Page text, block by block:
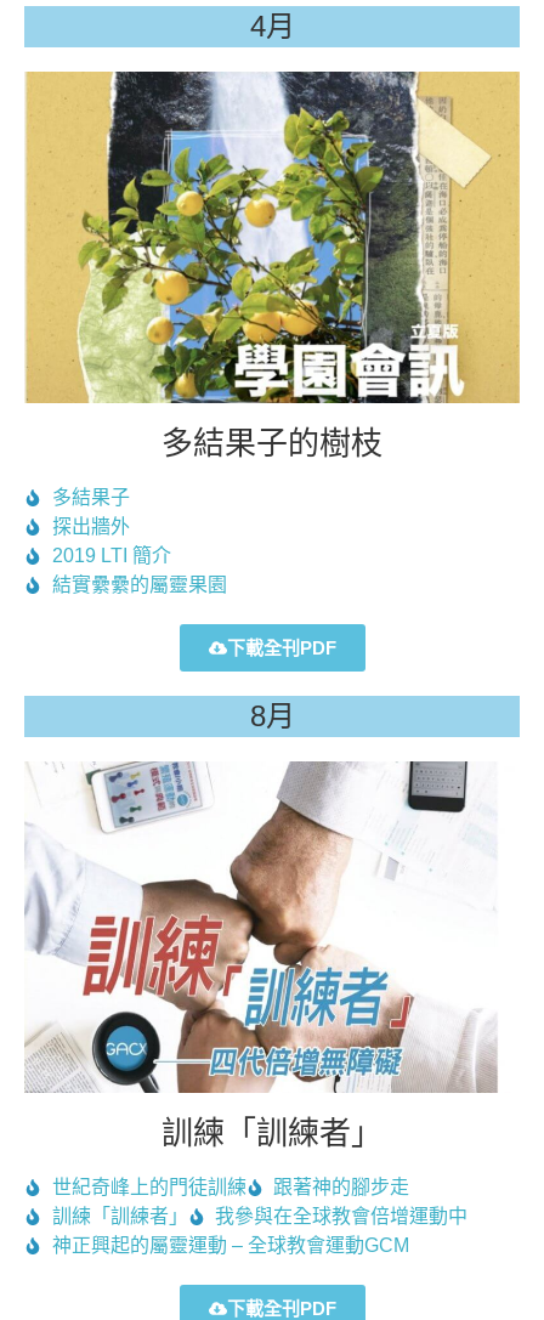
4月
多結果子的樹枝
多結果子
探出牆外
2019 LTI 簡介
結實纍纍的屬靈果園
下載全刊PDF
8月
訓練「訓練者」
世紀奇峰上的門徒訓練
跟著神的腳步走
訓練「訓練者」
我參與在全球教會倍增運動中
神正興起的屬靈運動 – 全球教會運動GCM
下載全刊PDF